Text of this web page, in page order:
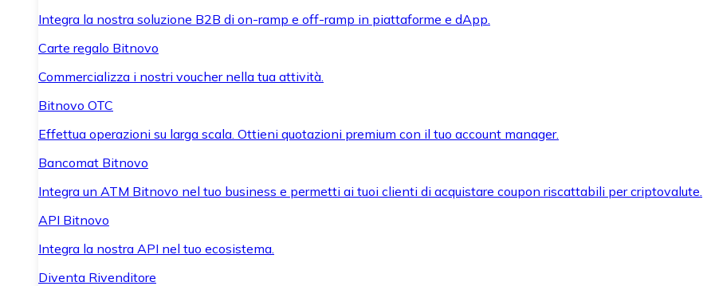
Integra la nostra soluzione B2B di on-ramp e off-ramp in piattaforme e dApp.
Carte regalo Bitnovo
Commercializza i nostri voucher nella tua attività.
Bitnovo OTC
Effettua operazioni su larga scala. Ottieni quotazioni premium con il tuo account manager.
Bancomat Bitnovo
Integra un ATM Bitnovo nel tuo business e permetti ai tuoi clienti di acquistare coupon riscattabili per criptovalute.
API Bitnovo
Integra la nostra API nel tuo ecosistema.
Diventa Rivenditore